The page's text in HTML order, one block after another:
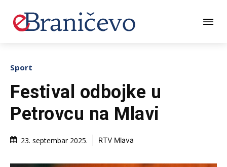
Sport
Festival odbojke u
Petrovcu na Mlavi
23. septembar 2025. RTV Mlava